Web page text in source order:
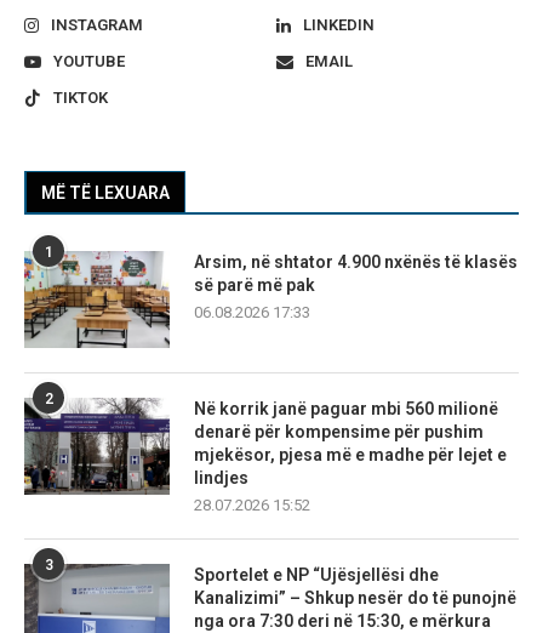
INSTAGRAM
LINKEDIN
YOUTUBE
EMAIL
TIKTOK
MË TË LEXUARA
1
Arsim, në shtator 4.900 nxënës të klasës
së parë më pak
06.08.2026 17:33
2
Në korrik janë paguar mbi 560 milionë
denarë për kompensime për pushim
mjekësor, pjesa më e madhe për lejet e
lindjes
28.07.2026 15:52
3
Sportelet e NP “Ujësjellësi dhe
Kanalizimi” – Shkup nesër do të punojnë
nga ora 7:30 deri në 15:30, e mërkura